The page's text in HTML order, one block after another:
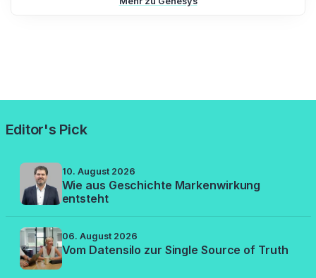
Editor's Pick
10. August 2026
Wie aus Geschichte Markenwirkung
entsteht
06. August 2026
Vom Datensilo zur Single Source of Truth